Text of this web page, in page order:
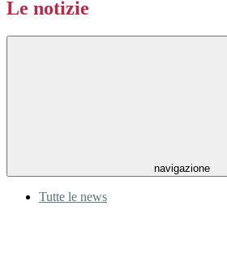
Le notizie
navigazione
Tutte le news